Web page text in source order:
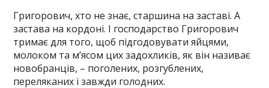
Григорович, хто не знає, старшина на заставі. А
застава на кордоні. І господарство Григорович
тримає для того, щоб підгодовувати яйцями,
молоком та м’ясом цих задохликів, як він називає
новобранців, – поголених, розгублених,
переляканих і завжди голодних.